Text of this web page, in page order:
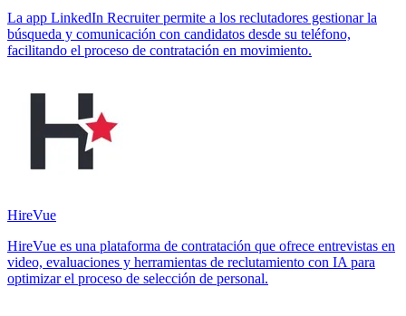
La app LinkedIn Recruiter permite a los reclutadores gestionar la
búsqueda y comunicación con candidatos desde su teléfono,
facilitando el proceso de contratación en movimiento.
HireVue
HireVue es una plataforma de contratación que ofrece entrevistas en
video, evaluaciones y herramientas de reclutamiento con IA para
optimizar el proceso de selección de personal.